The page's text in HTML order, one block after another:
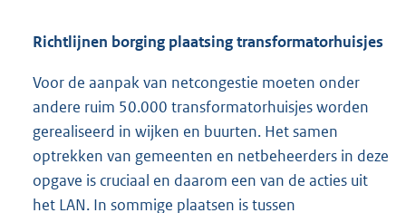
Richtlijnen borging plaatsing transformatorhuisjes
Voor de aanpak van netcongestie moeten onder
andere ruim 50.000 transformatorhuisjes worden
gerealiseerd in wijken en buurten. Het samen
optrekken van gemeenten en netbeheerders in deze
opgave is cruciaal en daarom een van de acties uit
het LAN. In sommige plaatsen is tussen